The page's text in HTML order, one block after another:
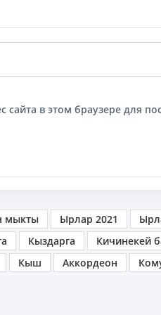
сайта в этом браузере для
мыкты Ырлар 2021
Кыздарга Кичинекей
Кыш Аккордеон